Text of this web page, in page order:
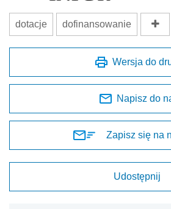
dotacje dofinansowanie
Wersja do
Napisz do
Zapisz się na
Udostępnij